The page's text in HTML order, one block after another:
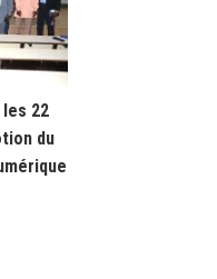
les 22
du